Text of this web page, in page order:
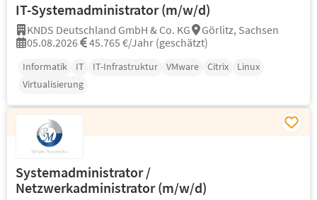
IT-Systemadministrator (m/w/d)
KNDS Deutschland GmbH & Co. KG
Görlitz, Sachsen
05.08.2026
45.765 €/Jahr (geschätzt)
Informatik IT IT-Infrastruktur VMware Citrix
Linux
Virtualisierung
Systemadministrator /
Netzwerkadministrator (m/w/d)